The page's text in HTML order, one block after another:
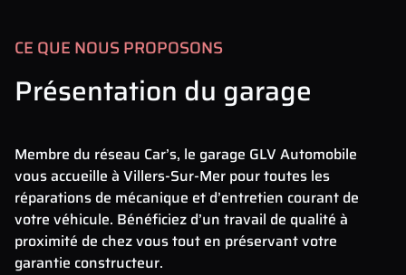
CE QUE NOUS PROPOSONS
Présentation du garage
Membre du réseau Car’s, le garage GLV Automobile
vous accueille à Villers-Sur-Mer pour toutes les
réparations de mécanique et d’entretien courant de
votre véhicule. Bénéficiez d’un travail de qualité à
proximité de chez vous tout en préservant votre
garantie constructeur.